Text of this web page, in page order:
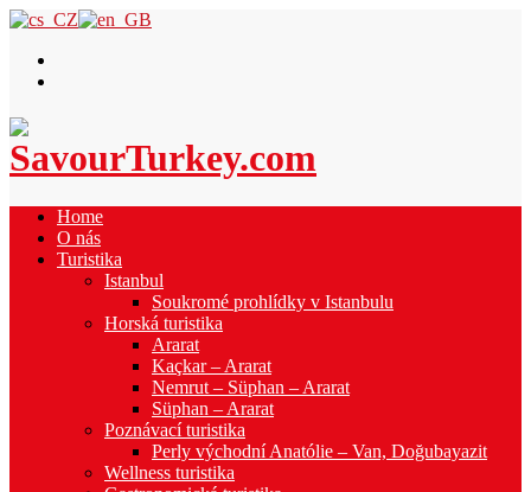
Home
O nás
Turistika
Istanbul
Soukromé prohlídky v Istanbulu
Horská turistika
Ararat
Kaçkar – Ararat
Nemrut – Süphan – Ararat
Süphan – Ararat
Poznávací turistika
Perly východní Anatólie – Van, Doğubayazit
Wellness turistika